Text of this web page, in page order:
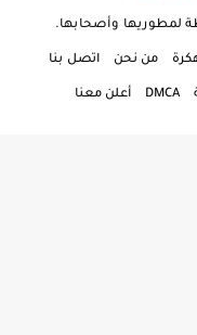
لمطوريها وأصحابها.
من نحن اتصل بنا
DMCA أعلن معنا